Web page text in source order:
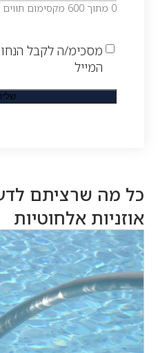
0 מתוך 600 מקסימום תווים
מסכימ/ה לקבל
המייל
כל מה שרציתם
אוזניות אלחוטיות